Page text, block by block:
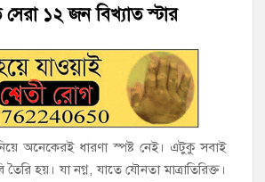
বাড়ি সড়কে রহিমা ভবনের প্রধান ফটক লক
অ্যাড. টিটু টোরাগড় পূর্বপাড়া জামে
মানোন্নয়নে ও উপস্থিতি নিশ্চিতকরণে
১২ জন বিখ্যাত স্টার
অনেকেরই ধারণা স্পষ্ট নেই। এটুকু সবাই
হয়। যা নগ্ন, যাতে যৌনতা মাত্রাতিরিক্ত।